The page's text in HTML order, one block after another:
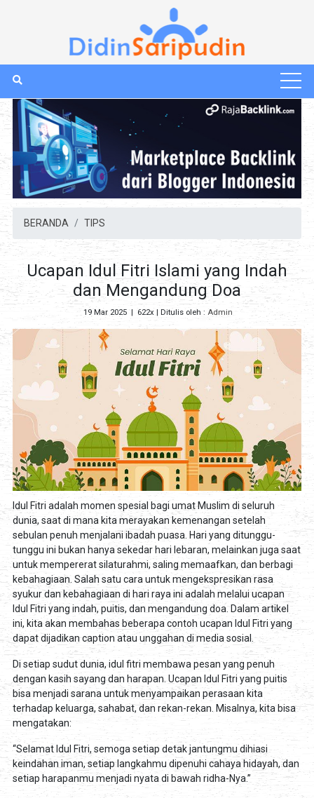
BERANDA TIPS
Ucapan Idul Fitri Islami yang Indah
dan Mengandung Doa
19 Mar 2025| 622x| Ditulis oleh : Admin
Idul Fitri adalah momen spesial bagi umat Muslim di seluruh
dunia, saat di mana kita merayakan kemenangan setelah
sebulan penuh menjalani ibadah puasa. Hari yang ditunggu-
tunggu ini bukan hanya sekedar hari lebaran, melainkan juga saat
untuk mempererat silaturahmi, saling memaafkan, dan berbagi
kebahagiaan. Salah satu cara untuk mengekspresikan rasa
syukur dan kebahagiaan di hari raya ini adalah melalui ucapan
Idul Fitri yang indah, puitis, dan mengandung doa. Dalam artikel
ini, kita akan membahas beberapa contoh ucapan Idul Fitri yang
dapat dijadikan caption atau unggahan di media sosial.
Di setiap sudut dunia, idul fitri membawa pesan yang penuh
dengan kasih sayang dan harapan. Ucapan Idul Fitri yang puitis
bisa menjadi sarana untuk menyampaikan perasaan kita
terhadap keluarga, sahabat, dan rekan-rekan. Misalnya, kita bisa
mengatakan:
“Selamat Idul Fitri, semoga setiap detak jantungmu dihiasi
keindahan iman, setiap langkahmu dipenuhi cahaya hidayah, dan
setiap harapanmu menjadi nyata di bawah ridha-Nya.”